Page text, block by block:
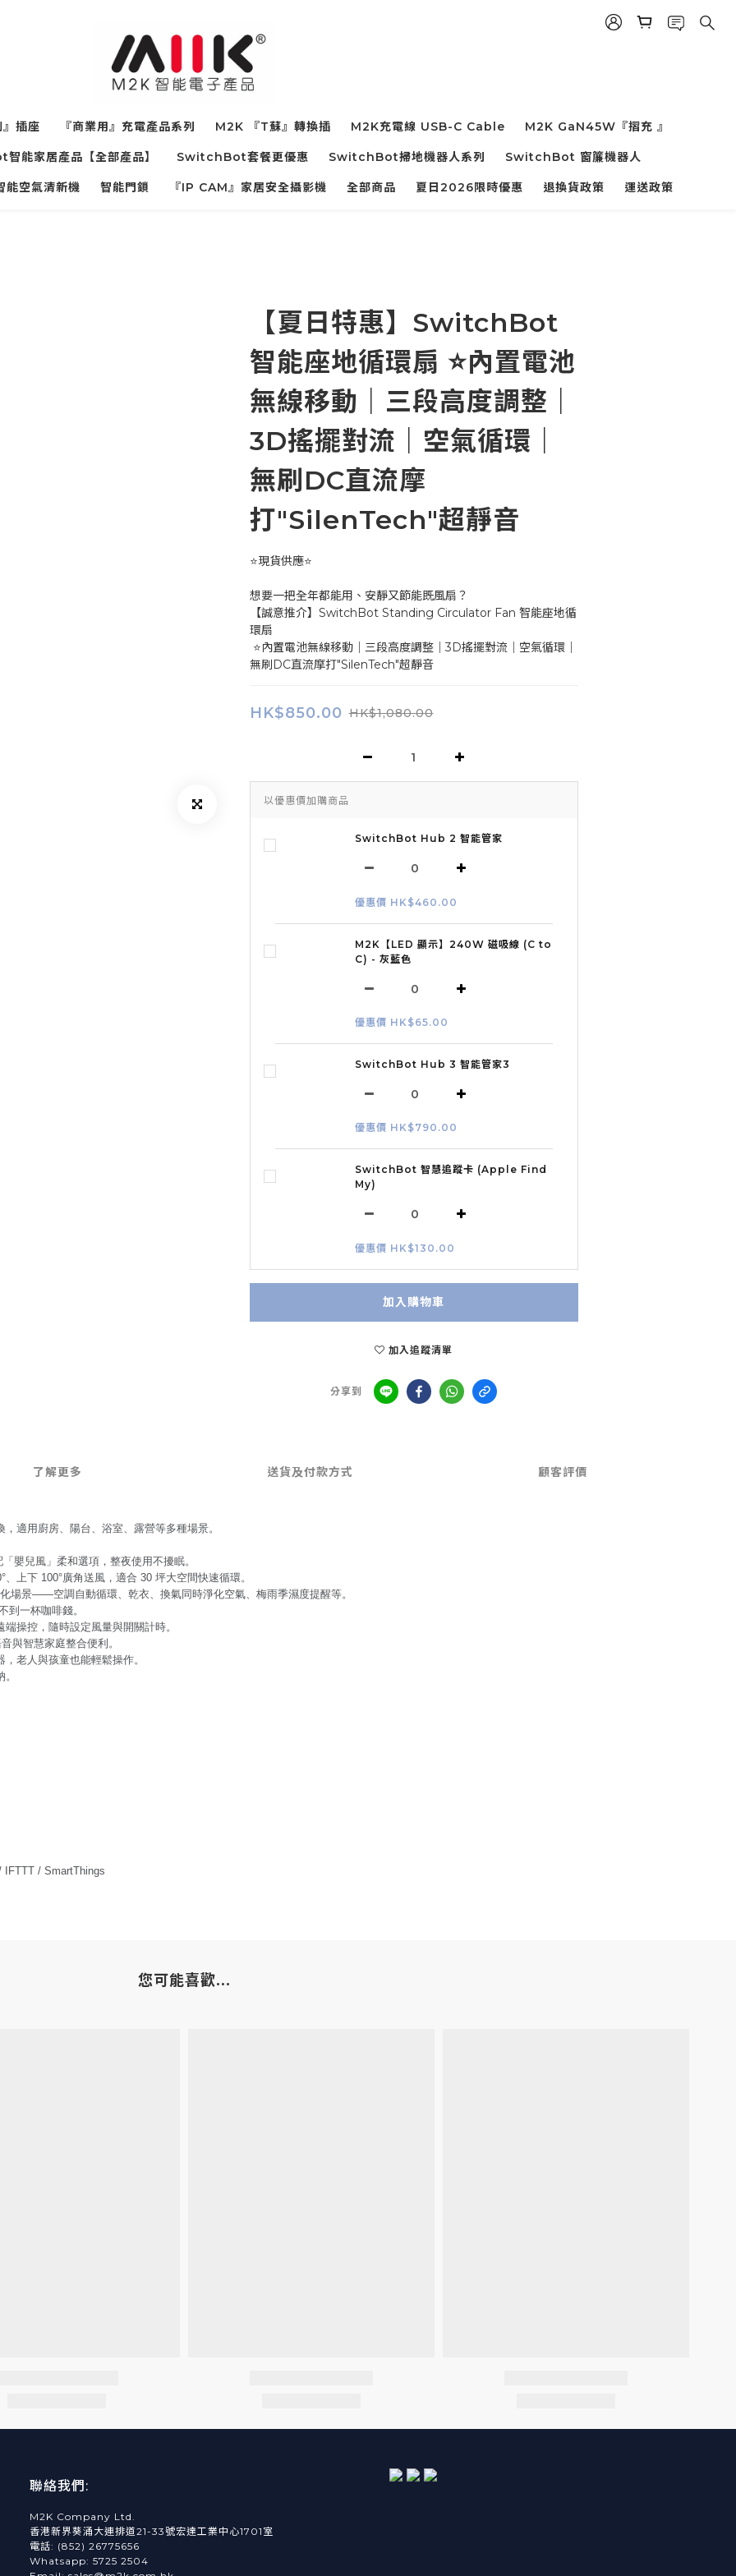
插座 『商業用』充電產品系列 M2K 『T蘇』轉換插 M2K充電線 USB-C Cable M2K GaN45W『摺充 』
能家居產品【全部產品】 SwitchBot套餐更優惠 SwitchBot掃地機器人系列 SwitchBot 窗簾機器人
空氣清新機 智能門鎖 『IP CAM』家居安全攝影機 全部商品 夏日2026限時優惠 退換貨政策 運送政策
【夏日特惠】SwitchBot
智能座地循環扇 ⭐內置電池
無線移動｜三段高度調整｜
3D搖擺對流｜空氣循環｜
無刷DC直流摩
打"SilenTech"超靜音
⭐現貨供應⭐
想要一把全年都能用、安靜又節能既風扇？
【誠意推介】SwitchBot Standing Circulator Fan 智能座地循
環扇
無刷DC直流摩打"SilenTech"超靜音
HK$850.00 HK$1,080.00
以優惠價加購商品
SwitchBot Hub 2 智能管家
優惠價 HK$460.00
M2K【LED 顯示】240W 磁吸線 (C to
C) - 灰藍色
優惠價 HK$65.00
SwitchBot Hub 3 智能管家3
優惠價 HK$790.00
SwitchBot 智慧追蹤卡 (Apple Find
My)
優惠價 HK$130.00
加入購物車
加入追蹤清單
分享到
了解更多 送貨及付款方式 顧客評價
適用廚房、陽台、浴室、露營等多種場景。
嬰兒風」柔和選項，整夜使用不擾眠。
上下 100°廣角送風，適合 30 坪大空間快速循環。
場景——空調自動循環、乾衣、換氣同時淨化空氣、梅雨季濕度提醒等。
到一杯咖啡錢。
操控，隨時設定風量與開關計時。
與智慧家庭整合便利。
老人與孩童也能輕鬆操作。
IFTTT / SmartThings
您可能喜歡...
聯絡我們:
M2K Company Ltd.
香港新界葵涌大連排道21-33號宏達工業中心1701室
電話: (852) 26775656
Whatsapp: 5725 2504